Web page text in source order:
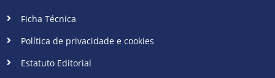
Ficha Técnica
Política de privacidade e cookies
Estatuto Editorial